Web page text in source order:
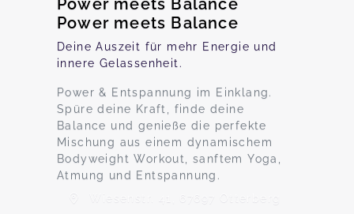
​Power meets Balance
Power meets Balance
Deine Auszeit für mehr Energie und
innere Gelassenheit.
Power & Entspannung im Einklang.
Spüre deine Kraft, finde deine
Balance und genieße die perfekte
Mischung aus einem dynamischem
Bodyweight Workout, sanftem Yoga,
Atmung und Entspannung.
Wiesenstr. 41, 67697 Otterberg